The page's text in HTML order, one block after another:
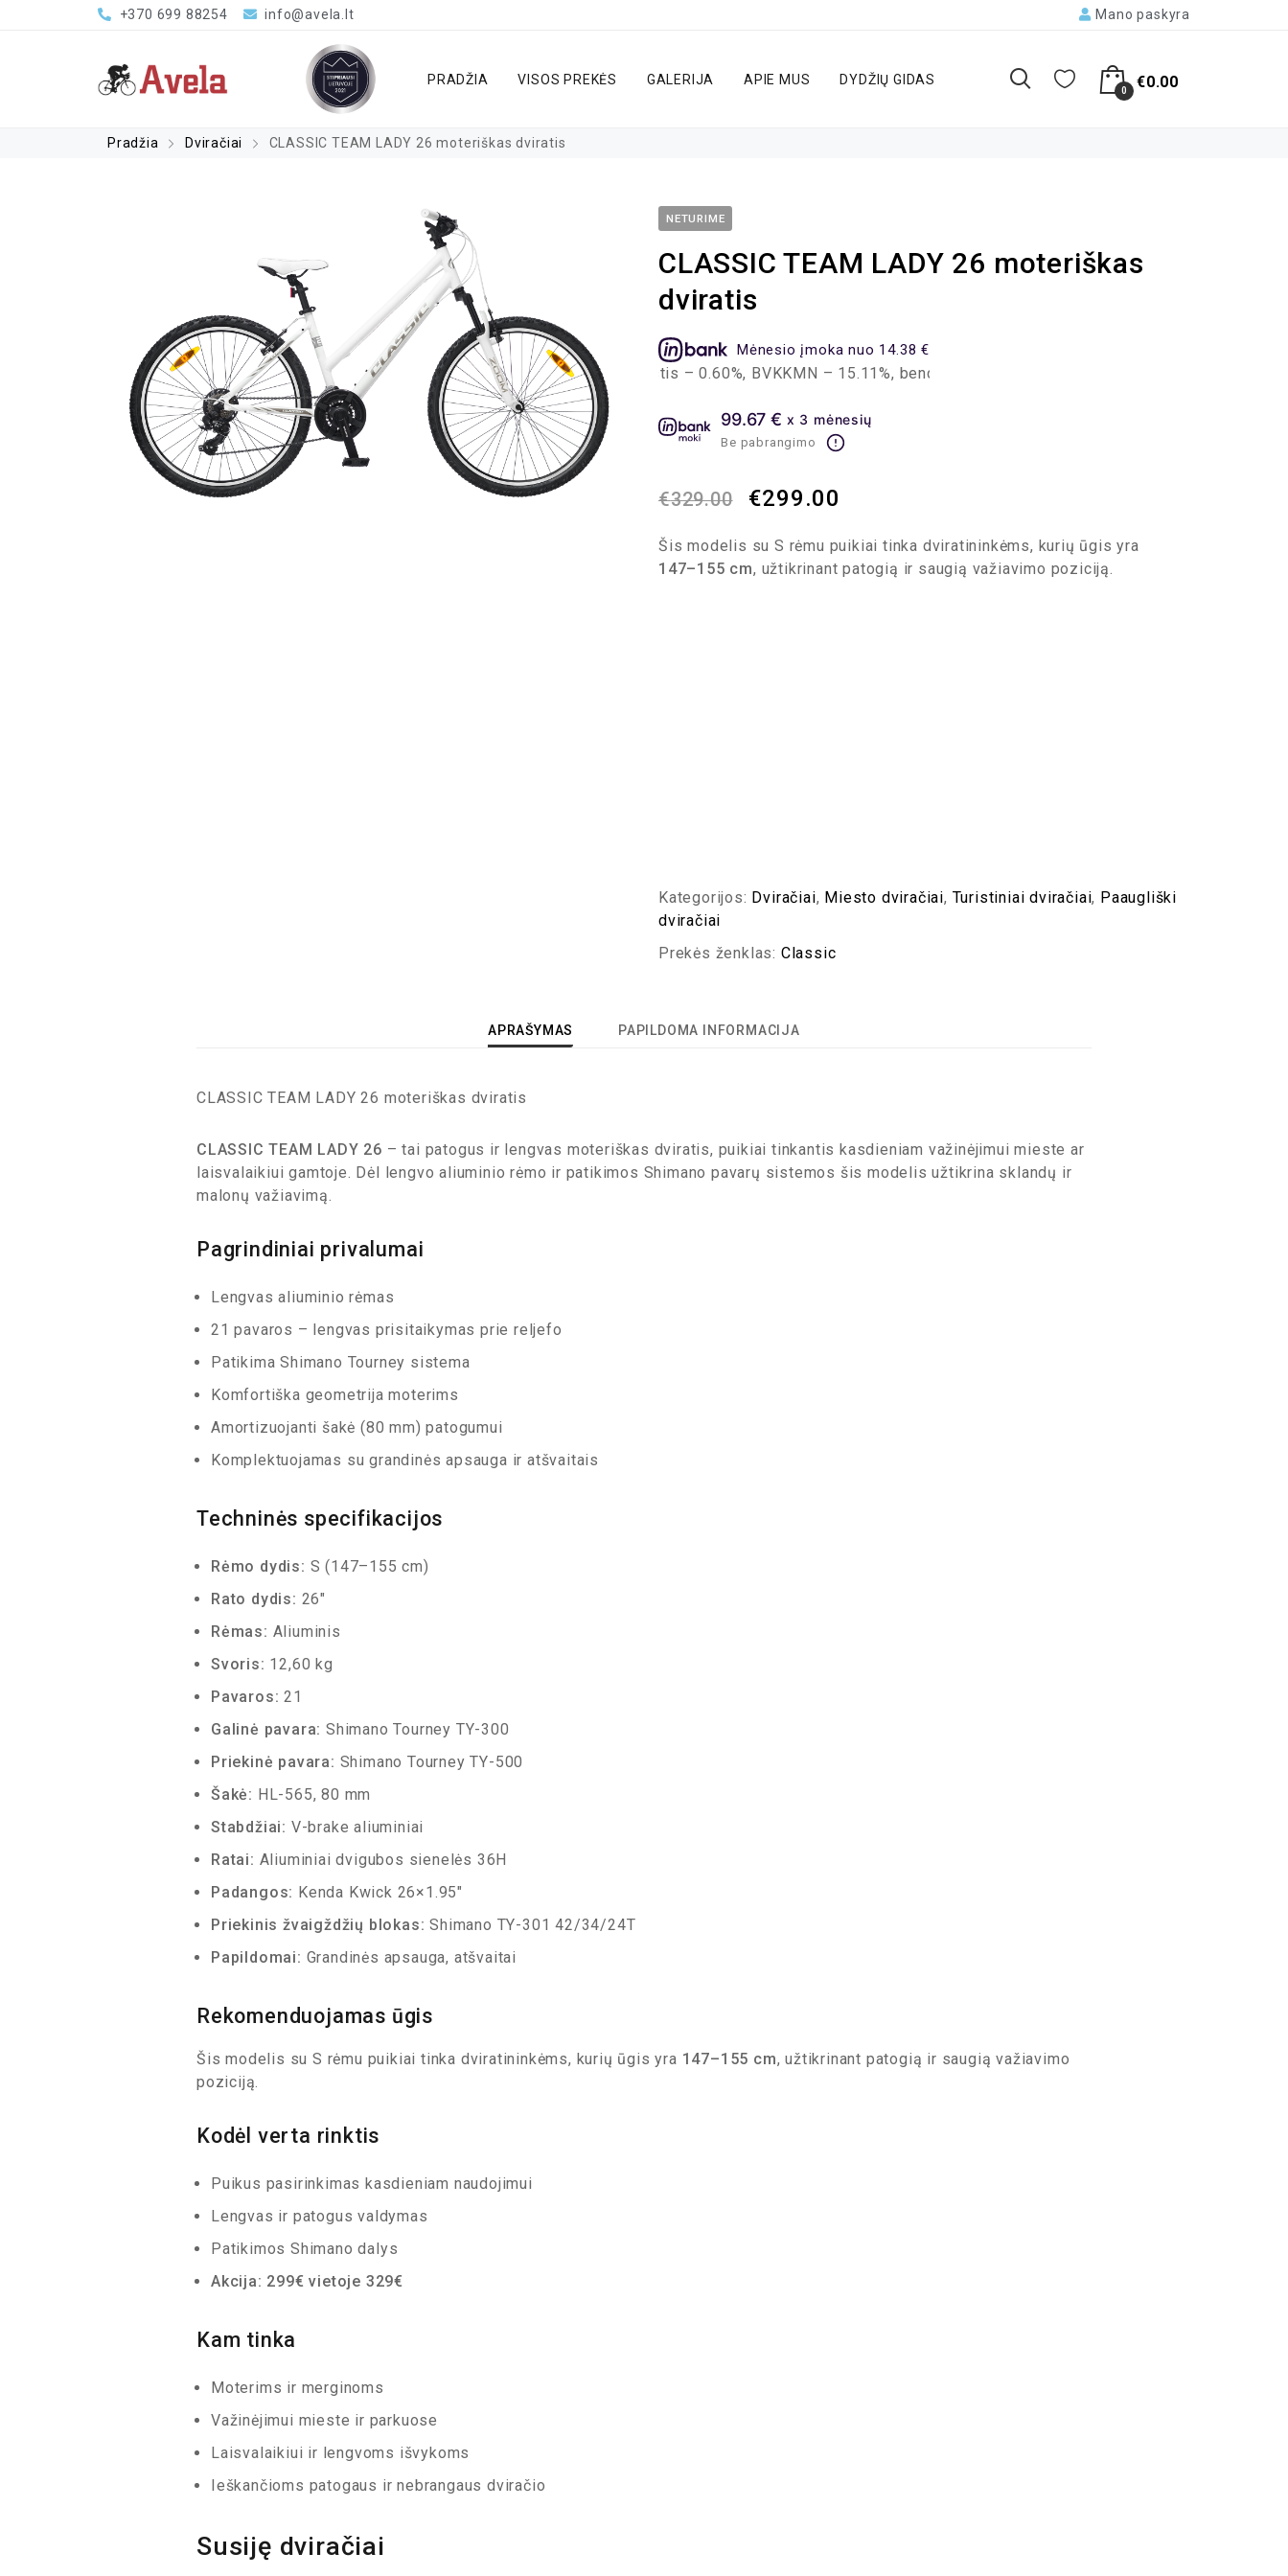
+370 699 88254 info@avela.lt Mano paskyra
PRADŽIA VISOS PREKĖS GALERIJA APIE MUS DYDŽIŲ GIDAS
0 €0.00
Pradžia Dviračiai CLASSIC TEAM LADY 26 moteriškas dviratis
NETURIME
CLASSIC TEAM LADY 26 moteriškas
dviratis
Mėnesio įmoka nuo 14.38 €
sutarties sudarymo mokestis – 1%, sutarties administravimo mokestis – 0.60%, BVKKMN – 15.11%, bendra mokėtina suma – 344.95 EUR, mėnesio įmoka – 14.38 EUR.
99.67 € x 3 mėnesių
Be pabrangimo
€329.00 €299.00
Šis modelis su S rėmu puikiai tinka dviratininkėms, kurių ūgis yra
147–155 cm, užtikrinant patogią ir saugią važiavimo poziciją.
Kategorijos: Dviračiai, Miesto dviračiai, Turistiniai dviračiai, Paaugliški
dviračiai
Prekės ženklas: Classic
APRAŠYMAS PAPILDOMA INFORMACIJA
CLASSIC TEAM LADY 26 moteriškas dviratis
CLASSIC TEAM LADY 26 – tai patogus ir lengvas moteriškas dviratis, puikiai tinkantis kasdieniam važinėjimui mieste ar
laisvalaikiui gamtoje. Dėl lengvo aliuminio rėmo ir patikimos Shimano pavarų sistemos šis modelis užtikrina sklandų ir
malonų važiavimą.
Pagrindiniai privalumai
Lengvas aliuminio rėmas
21 pavaros – lengvas prisitaikymas prie reljefo
Patikima Shimano Tourney sistema
Komfortiška geometrija moterims
Amortizuojanti šakė (80 mm) patogumui
Komplektuojamas su grandinės apsauga ir atšvaitais
Techninės specifikacijos
Rėmo dydis: S (147–155 cm)
Rato dydis: 26″
Rėmas: Aliuminis
Svoris: 12,60 kg
Pavaros: 21
Galinė pavara: Shimano Tourney TY-300
Priekinė pavara: Shimano Tourney TY-500
Šakė: HL-565, 80 mm
Stabdžiai: V-brake aliuminiai
Ratai: Aliuminiai dvigubos sienelės 36H
Padangos: Kenda Kwick 26×1.95″
Priekinis žvaigždžių blokas: Shimano TY-301 42/34/24T
Papildomai: Grandinės apsauga, atšvaitai
Rekomenduojamas ūgis
Šis modelis su S rėmu puikiai tinka dviratininkėms, kurių ūgis yra 147–155 cm, užtikrinant patogią ir saugią važiavimo
poziciją.
Kodėl verta rinktis
Puikus pasirinkimas kasdieniam naudojimui
Lengvas ir patogus valdymas
Patikimos Shimano dalys
Akcija: 299€ vietoje 329€
Kam tinka
Moterims ir merginoms
Važinėjimui mieste ir parkuose
Laisvalaikiui ir lengvoms išvykoms
Ieškančioms patogaus ir nebrangaus dviračio
Susiję dviračiai